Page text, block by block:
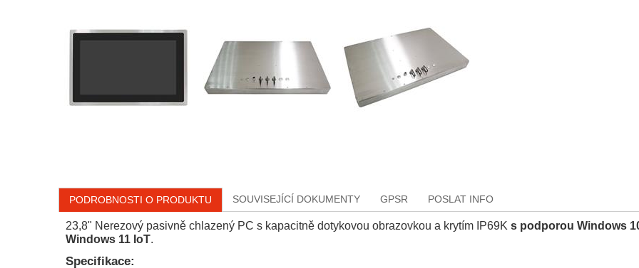
PODROBNOSTI O PRODUKTU SOUVISEJÍCÍ DOKUMENTY GPSR POSLAT INFO
23,8" Nerezový pasivně chlazený PC s kapacitně dotykovou obrazovkou a krytím IP69K s podporou Windows
Windows 11 IoT.
Specifikace: